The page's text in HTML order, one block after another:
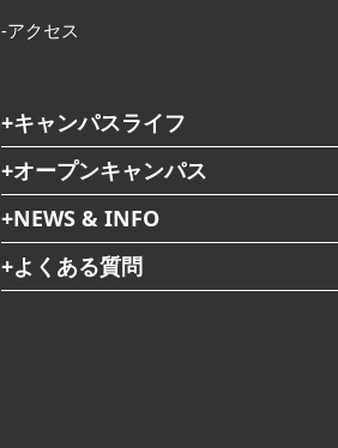
-アクセス
+キャンパスライフ
+オープンキャンパス
+NEWS & INFO
+よくある質問